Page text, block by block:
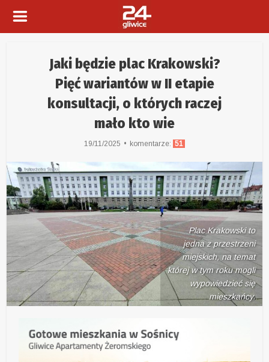
Jaki będzie plac Krakowski?
Pięć wariantów w II etapie
konsultacji, o których raczej
mało kto wie
19/11/2025 komentarze: 51
Plac Krakowski to
jedna z przestrzeni
miejskich, na temat
której w tym roku mogli
wypowiedzieć się
mieszkańcy.